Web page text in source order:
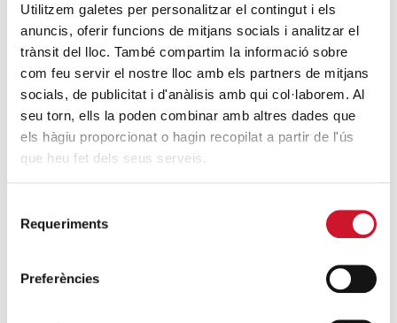
Utilitzem galetes per personalitzar el contingut i els
anuncis, oferir funcions de mitjans socials i analitzar el
trànsit del lloc. També compartim la informació sobre
com feu servir el nostre lloc amb els partners de mitjans
socials, de publicitat i d'anàlisis amb qui col·laborem. Al
seu torn, ells la poden combinar amb altres dades que
els hàgiu proporcionat o hagin recopilat a partir de l'ús
que heu fet dels seus serveis.
Requeriments
Preferències
ENTRADAS MÁS POPULARES
Un cambio renovador
SIGUE LEYENDO
Un ropero a la última moda
SIGUE LEYENDO
Mucho más que comer
Endulzando la vida de los más pequeños